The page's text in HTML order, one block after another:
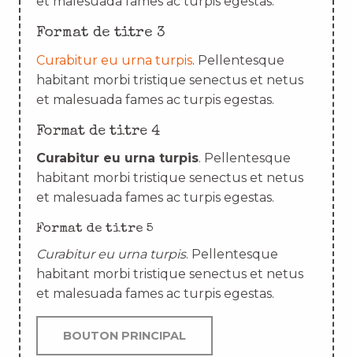
Format de titre 3
Curabitur eu urna turpis. Pellentesque
habitant morbi tristique senectus et netus
et malesuada fames ac turpis egestas.
Format de titre 4
Curabitur eu urna turpis. Pellentesque
habitant morbi tristique senectus et netus
et malesuada fames ac turpis egestas.
Format de titre 5
Curabitur eu urna turpis. Pellentesque
habitant morbi tristique senectus et netus
et malesuada fames ac turpis egestas.
BOUTON PRINCIPAL